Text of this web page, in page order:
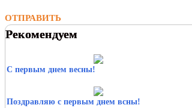
ОТПРАВИТЬ
Рекомендуем
С первым днем весны!
Поздравляю с первым днем всны!